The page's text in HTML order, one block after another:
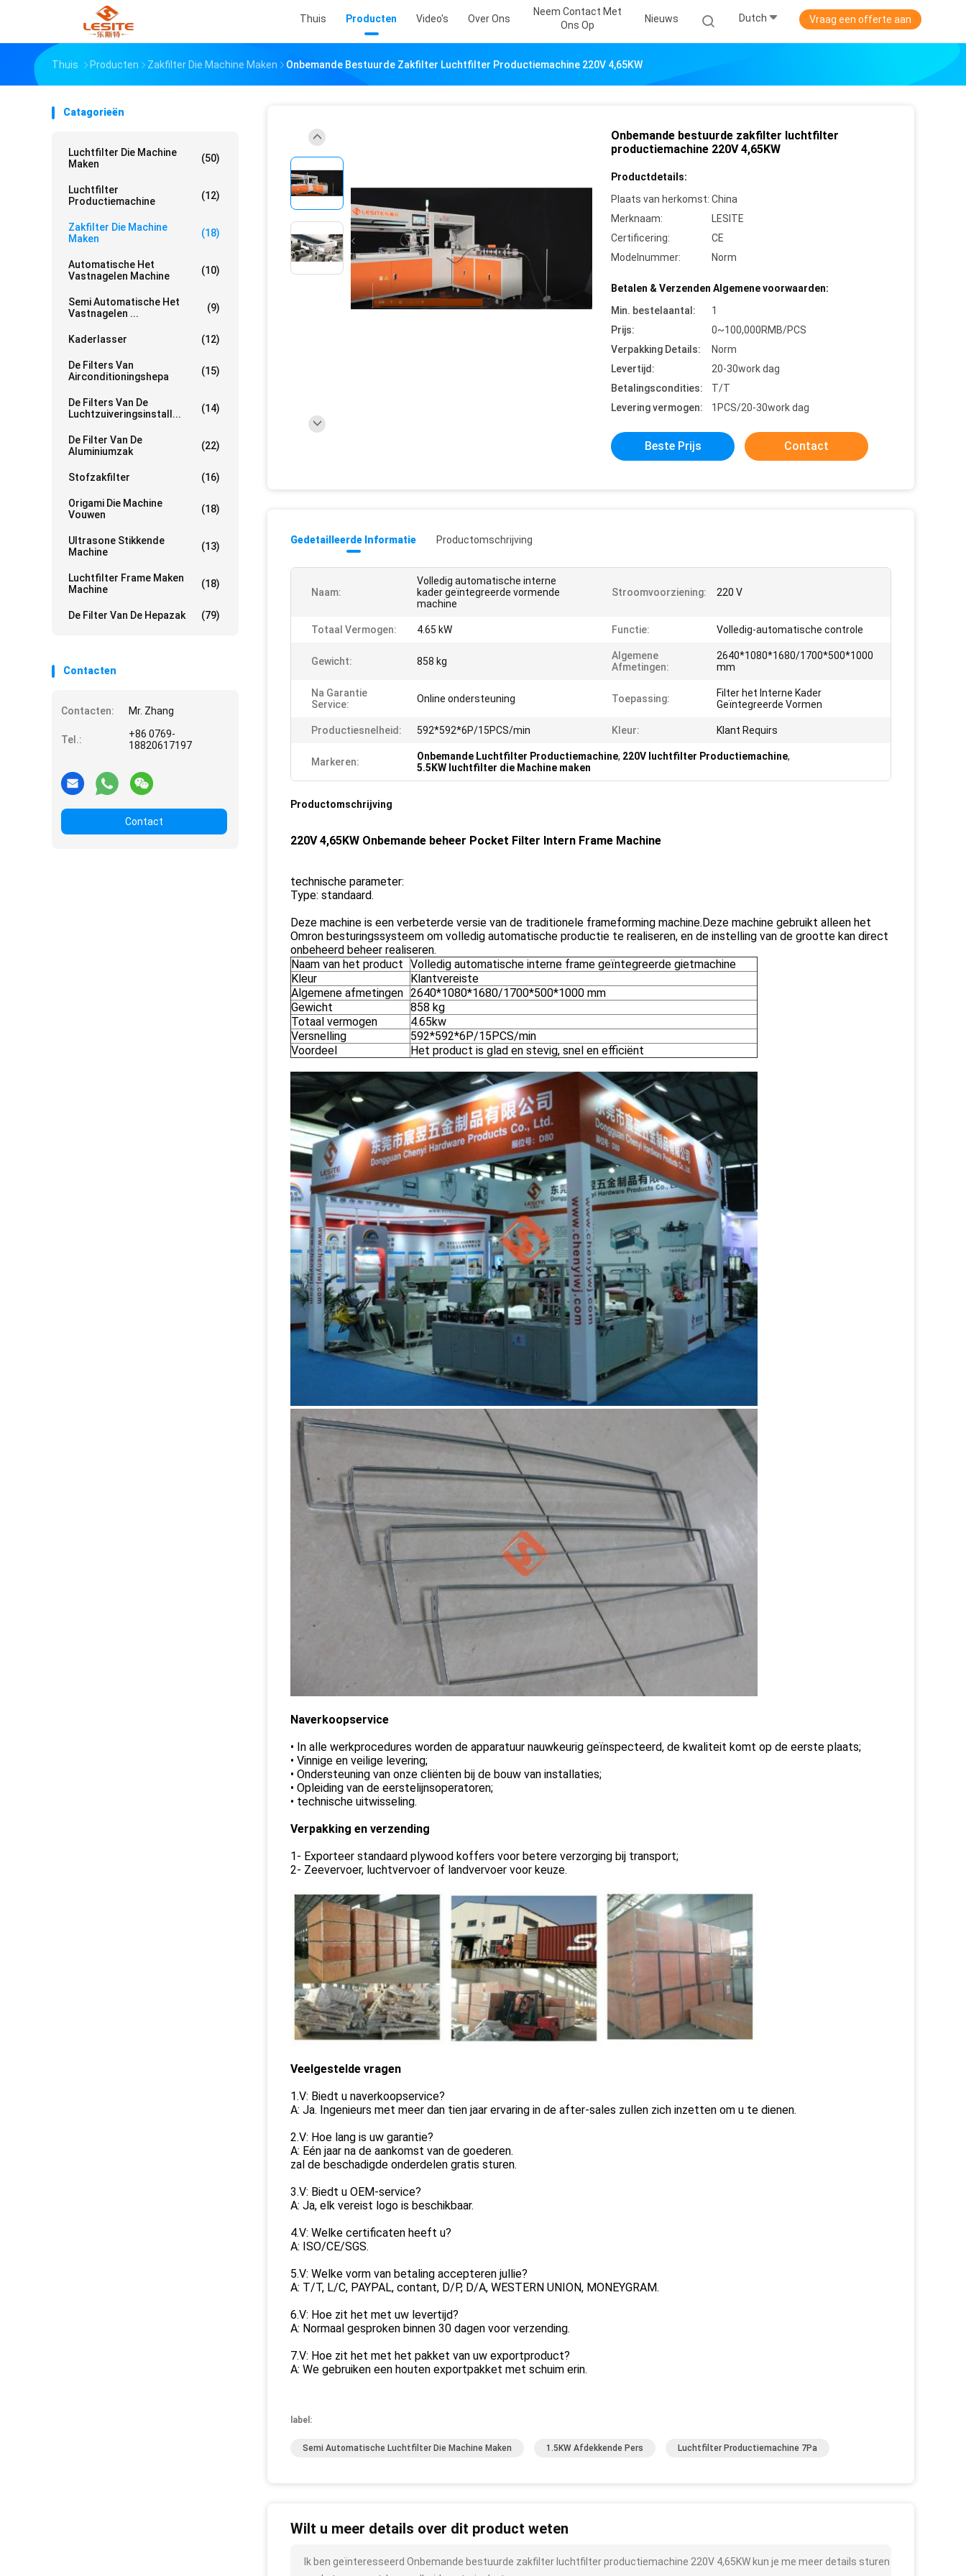
Thuis Producten Video's Over Ons
Neem Contact Met
Ons Op
Nieuws Dutch Vraag een offerte aan
Thuis Producten Zakfilter Die Machine Maken Onbemande Bestuurde Zakfilter Luchtfilter Productiemachine 220V 4,65KW
Catagorieën
Luchtfilter Die Machine
Maken
(50)
Luchtfilter
Productiemachine
(12)
Zakfilter Die Machine
Maken
(18)
Automatische Het
Vastnagelen Machine
(10)
Semi Automatische Het
Vastnagelen ...
(9)
Kaderlasser (12)
De Filters Van
Airconditioningshepa
(15)
De Filters Van De
Luchtzuiveringsinstall...
(14)
De Filter Van De
Aluminiumzak
(22)
Stofzakfilter (16)
Origami Die Machine
Vouwen
(18)
Ultrasone Stikkende
Machine
(13)
Luchtfilter Frame Maken
Machine
(18)
De Filter Van De Hepazak (79)
Contacten
Contacten: Mr. Zhang
Tel.:
+86 0769-
18820617197
Contact
Onbemande bestuurde zakfilter luchtfilter
productiemachine 220V 4,65KW
Productdetails:
Plaats van herkomst: China
Merknaam:
LESITE
Certificering:
CE
Modelnummer:
Norm
Betalen & Verzenden Algemene voorwaarden:
Min. bestelaantal:
1
Prijs:
0~100,000RMB/PCS
Verpakking Details:
Norm
Levertijd:
20-30work dag
Betalingscondities:
T/T
Levering vermogen:
1PCS/20-30work dag
Beste Prijs Contact
Gedetailleerde Informatie Productomschrijving
Naam:
Volledig automatische interne
kader geïntegreerde vormende
machine
Stroomvoorziening: 220 V
Totaal Vermogen: 4.65 kW Functie: Volledig-automatische controle
Gewicht: 858 kg
Algemene
Afmetingen:
2640*1080*1680/1700*500*1000
mm
Na Garantie
Service:
Online ondersteuning Toepassing:
Filter het Interne Kader
Geïntegreerde Vormen
Productiesnelheid: 592*592*6P/15PCS/min Kleur: Klant Requirs
Markeren: Onbemande Luchtfilter Productiemachine, 220V luchtfilter Productiemachine,
5.5KW luchtfilter die Machine maken
Productomschrijving
220V 4,65KW Onbemande beheer Pocket Filter Intern Frame Machine
technische parameter:
Type: standaard.
Deze machine is een verbeterde versie van de traditionele frameforming machine.Deze machine gebruikt alleen het
Omron besturingssysteem om volledig automatische productie te realiseren, en de instelling van de grootte kan direct
onbeheerd beheer realiseren.
Naam van het product Volledig automatische interne frame geïntegreerde gietmachine
Kleur
Klantvereiste
Algemene afmetingen 2640*1080*1680/1700*500*1000 mm
Gewicht
858 kg
Totaal vermogen
4.65kw
Versnelling
592*592*6P/15PCS/min
Voordeel
Het product is glad en stevig, snel en efficiënt
Naverkoopservice
• In alle werkprocedures worden de apparatuur nauwkeurig geïnspecteerd, de kwaliteit komt op de eerste plaats;
• Vinnige en veilige levering;
• Ondersteuning van onze cliënten bij de bouw van installaties;
• Opleiding van de eerstelijnsoperatoren;
• technische uitwisseling.
Verpakking en verzending
1- Exporteer standaard plywood koffers voor betere verzorging bij transport;
2- Zeevervoer, luchtvervoer of landvervoer voor keuze.
Veelgestelde vragen
1.V: Biedt u naverkoopservice?
A: Ja. Ingenieurs met meer dan tien jaar ervaring in de after-sales zullen zich inzetten om u te dienen.
2.V: Hoe lang is uw garantie?
A: Eén jaar na de aankomst van de goederen.
zal de beschadigde onderdelen gratis sturen.
3.V: Biedt u OEM-service?
A: Ja, elk vereist logo is beschikbaar.
4.V: Welke certificaten heeft u?
A: ISO/CE/SGS.
5.V: Welke vorm van betaling accepteren jullie?
A: T/T, L/C, PAYPAL, contant, D/P, D/A, WESTERN UNION, MONEYGRAM.
6.V: Hoe zit het met uw levertijd?
A: Normaal gesproken binnen 30 dagen voor verzending.
7.V: Hoe zit het met het pakket van uw exportproduct?
A: We gebruiken een houten exportpakket met schuim erin.
label:
Semi Automatische Luchtfilter Die Machine Maken 1.5KW Afdekkende Pers Luchtfilter Productiemachine 7Pa
Wilt u meer details over dit product weten
Ik ben geïnteresseerd Onbemande bestuurde zakfilter luchtfilter productiemachine 220V 4,65KW kun je me meer details sturen